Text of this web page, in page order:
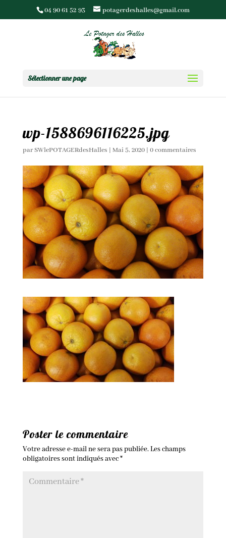
04 90 61 52 93 potagerdeshalles@gmail.com
Sélectionner une page
wp-1588696116225.jpg
parSWlePOTAGERdesHalles | Mai 5, 2020| 0 commentaires
Poster le commentaire
Votre adresse e-mail ne sera pas publiée.Les champs
obligatoires sont indiqués avec*